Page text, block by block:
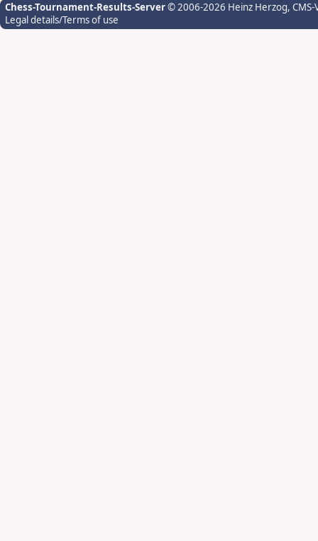
Chess-Tournament-Results-Server© 2006-2026 Heinz Herzog,
Legal details/Terms of use